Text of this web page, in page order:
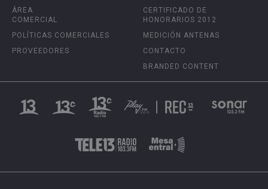
ÁREA
COMERCIAL
POLÍTICAS COMERCIALES
PROVEEDORES
CERTIFICADO DE
HONORARIOS 2012
MEDICIÓN ANTENAS
CONTACTO
BRANDED CONTENT